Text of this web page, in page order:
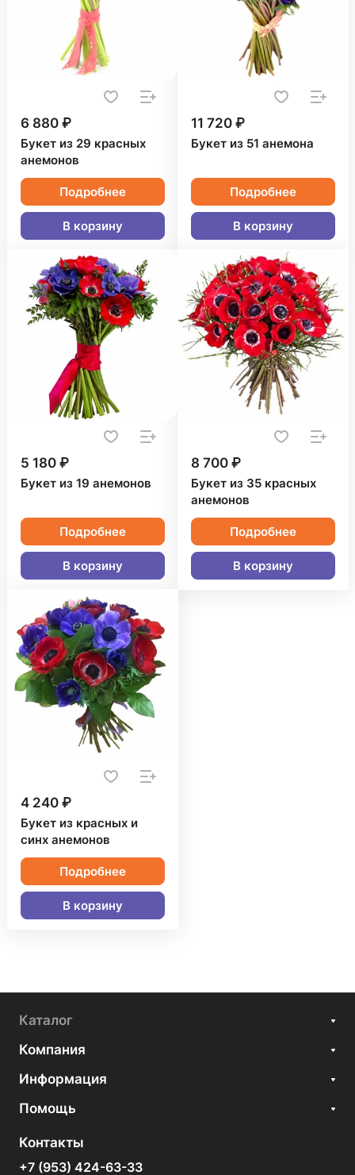
6 880 ₽
Букет из 29 красных
анемонов
Подробнее
В корзину
11 720 ₽
Букет из 51 анемона
Подробнее
В корзину
5 180 ₽
Букет из 19 анемонов
Подробнее
В корзину
8 700 ₽
Букет из 35 красных
анемонов
Подробнее
В корзину
4 240 ₽
Букет из красных и
синх анемонов
Подробнее
В корзину
Каталог
Компания
Информация
Помощь
Контакты
+7 (953) 424-63-33